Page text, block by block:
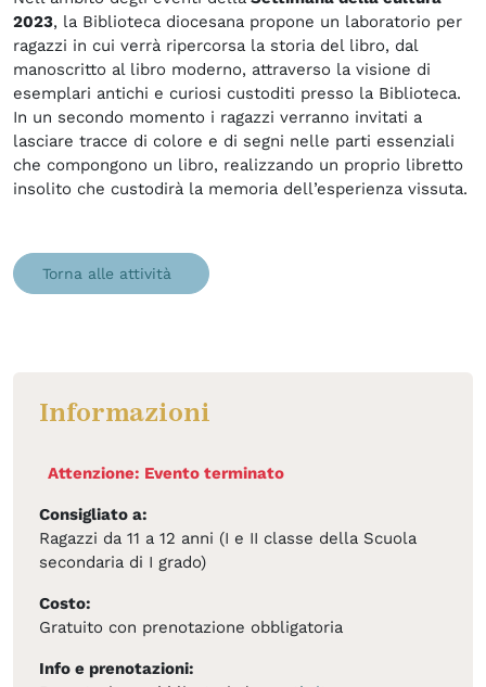
2023, la Biblioteca diocesana propone un laboratorio per
ragazzi in cui verrà ripercorsa la storia del libro, dal
manoscritto al libro moderno, attraverso la visione di
esemplari antichi e curiosi custoditi presso la Biblioteca.
In un secondo momento i ragazzi verranno invitati a
lasciare tracce di colore e di segni nelle parti essenziali
che compongono un libro, realizzando un proprio libretto
insolito che custodirà la memoria dell’esperienza vissuta.
Torna alle attività
Informazioni
Attenzione: Evento terminato
Consigliato a:
Ragazzi da 11 a 12 anni (I e II classe della Scuola
secondaria di I grado)
Costo:
Gratuito con prenotazione obbligatoria
Info e prenotazioni: